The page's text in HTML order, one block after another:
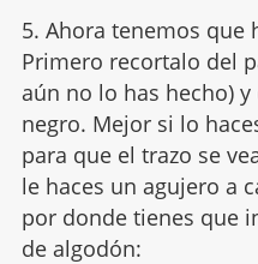
5. Ahora tenemos que
Primero recortalo del
aún no lo has hecho)
negro. Mejor si lo
para que el trazo se
le haces un agujero a
por donde tienes que
de algodón: